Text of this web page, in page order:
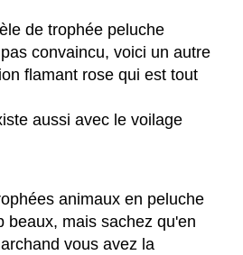
de trophée peluche
convaincu, voici un autre
flamant rose qui est tout
aussi avec le voilage
animaux en peluche
beaux, mais sachez qu'en
vous avez la